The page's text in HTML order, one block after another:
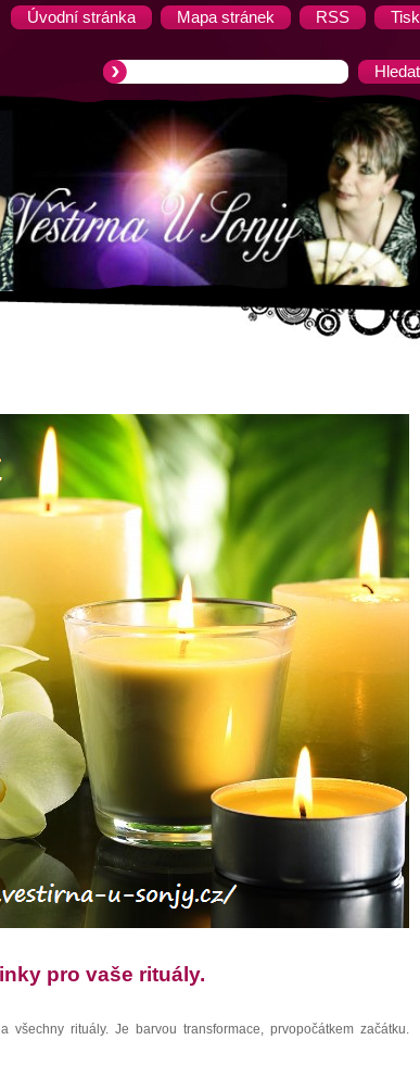
Úvodní stránka Mapa stránek RSS Tisk
pro vaše rituály.
rituály. Je barvou transformace, prvopočátkem začátku.